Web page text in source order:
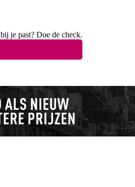
bij je past? Doe de check.